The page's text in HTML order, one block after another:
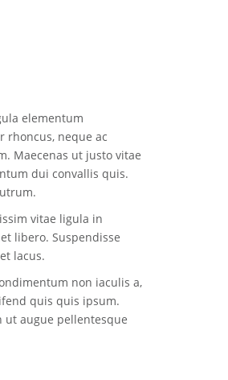
elementum
rhoncus, neque ac
Maecenas ut justo vitae
dui convallis quis.
vitae ligula in
libero. Suspendisse
lacus.
non iaculis a,
quis quis ipsum.
ut augue pellentesque